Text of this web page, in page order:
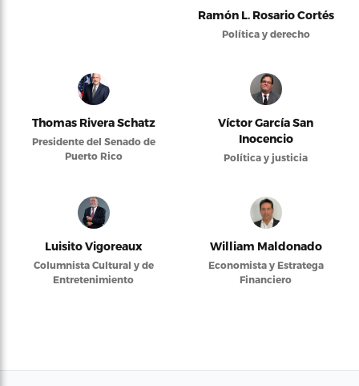
Ramón L. Rosario Cortés
Política y derecho
Thomas Rivera Schatz
Presidente del Senado de
Puerto Rico
Víctor García San
Inocencio
Política y justicia
Luisito Vigoreaux
Columnista Cultural y de
Entretenimiento
William Maldonado
Economista y Estratega
Financiero